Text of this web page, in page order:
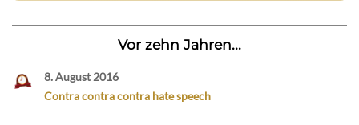
Vor zehn Jahren...
8. August 2016
Contra contra contra hate speech